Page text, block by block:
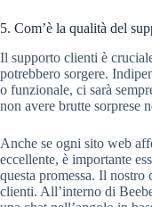
5. Com’è la qualità del
Il supporto clienti è
potrebbero sorgere.
o funzionale, ci sarà
non avere brutte sorprese
Anche se ogni sito web
eccellente, è importante
questa promessa. Il
clienti. All’interno di